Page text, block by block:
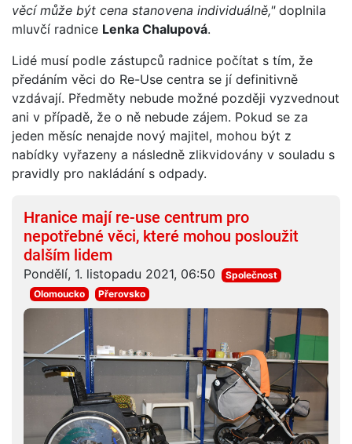
věcí může být cena stanovena individuálně,"doplnila
mluvčí radnice Lenka Chalupová.
Lidé musí podle zástupců radnice počítat s tím, že
předáním věci do Re-Use centra se jí definitivně
vzdávají. Předměty nebude možné později vyzvednout
ani v případě, že o ně nebude zájem. Pokud se za
jeden měsíc nenajde nový majitel, mohou být z
nabídky vyřazeny a následně zlikvidovány v souladu s
pravidly pro nakládání s odpady.
Hranice mají re-use centrum pro
nepotřebné věci, které mohou posloužit
dalším lidem
Pondělí, 1. listopadu 2021, 06:50
Společnost
Olomoucko
Přerovsko